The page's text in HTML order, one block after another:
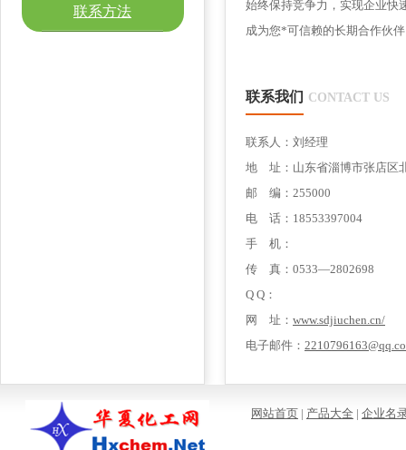
联系方法
始终保持竞争力，实现企业快
成为您*可信赖的长期合作伙
联系我们 CONTACT US
联系人：刘经理
地 址：山东省淄博市张店区
邮 编：255000
电 话：18553397004
手 机：
传 真：0533—2802698
Q Q：
网 址： www.sdjiuchen.cn/
电子邮件：
网站首页 | 产品大全 | 企业名